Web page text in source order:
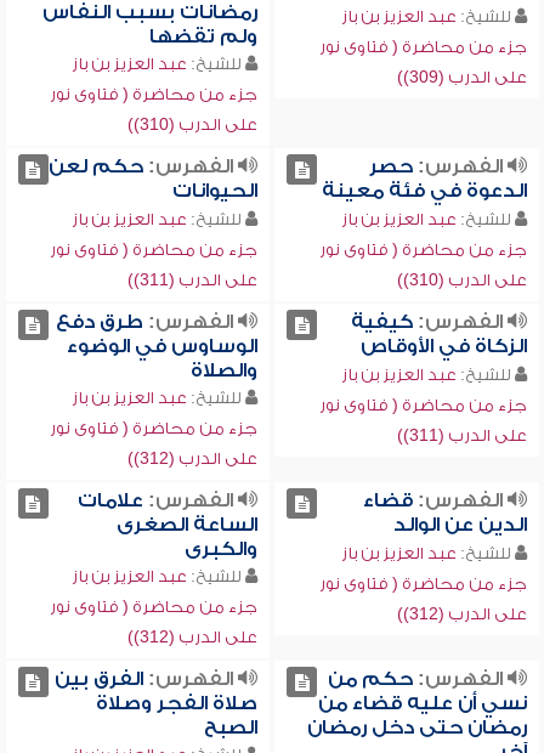
للشيخ: عبد العزيز بن باز
جزء من محاضرة ( فتاوى نور
على الدرب (309))
رمضانات بسبب النفاس
ولم تقضها
للشيخ: عبد العزيز بن باز
جزء من محاضرة ( فتاوى نور
على الدرب (310))
الفهرس:حصر
الدعوة في فئة معينة
للشيخ: عبد العزيز بن باز
جزء من محاضرة ( فتاوى نور
على الدرب (310))
الفهرس:حكم لعن
الحيوانات
للشيخ: عبد العزيز بن باز
جزء من محاضرة ( فتاوى نور
على الدرب (311))
الفهرس:كيفية
الزكاة في الأوقاص
للشيخ: عبد العزيز بن باز
جزء من محاضرة ( فتاوى نور
على الدرب (311))
الفهرس: طرق دفع
الوساوس في الوضوء
والصلاة
للشيخ: عبد العزيز بن باز
جزء من محاضرة ( فتاوى نور
على الدرب (312))
الفهرس:قضاء
الدين عن الوالد
للشيخ: عبد العزيز بن باز
جزء من محاضرة ( فتاوى نور
على الدرب (312))
الفهرس: علامات
الساعة الصغرى
والكبرى
للشيخ: عبد العزيز بن باز
جزء من محاضرة ( فتاوى نور
على الدرب (312))
الفهرس:حكم من
نسي أن عليه قضاء من
رمضان حتى دخل رمضان
الفهرس:الفرق بين
صلاة الفجر وصلاة
الصبح